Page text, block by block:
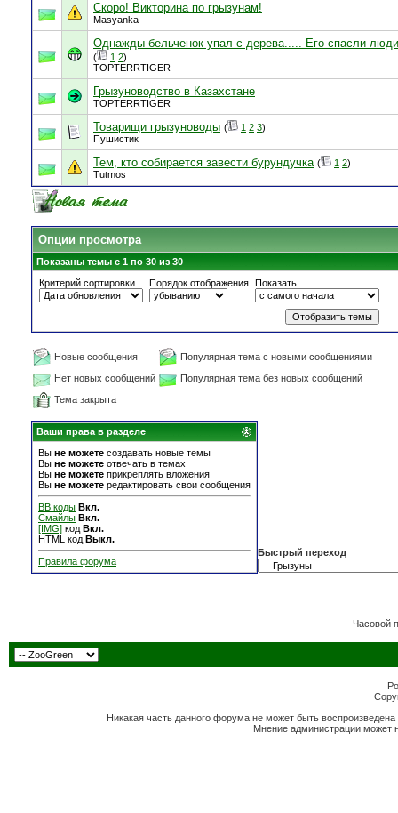
Скоро! Викторина по грызунам!
Masyanka
Однажды бельченок упал с дерева..... Его спасли
( 1 2)
TOPTERRTIGER
Грызуноводство в Казахстане
TOPTERRTIGER
Товарищи грызуноводы ( 1 2 3)
Пушистик
Тем, кто собирается завести бурундучка ( 1 2)
Tutmos
Опции просмотра
Показаны темы с 1 по 30 из 30
Критерий сортировки
Порядок отображения Показать
Новые сообщения
Популярная тема с новыми сообщениями
Нет новых сообщений
Популярная тема без новых сообщений
Тема закрыта
Ваши права в разделе
Вы не можете создавать новые темы
Вы не можете отвечать в темах
Вы не можете прикреплять вложения
Вы не можете редактировать свои сообщения
BB коды Вкл.
Смайлы Вкл.
[IMG] код Вкл.
HTML код Выкл.
Правила форума
Быстрый переход
Часовой
Никакая часть данного форума не может быть
Мнение администрации может